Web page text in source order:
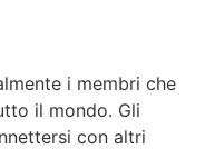
i membri che
il mondo. Gli
con altri